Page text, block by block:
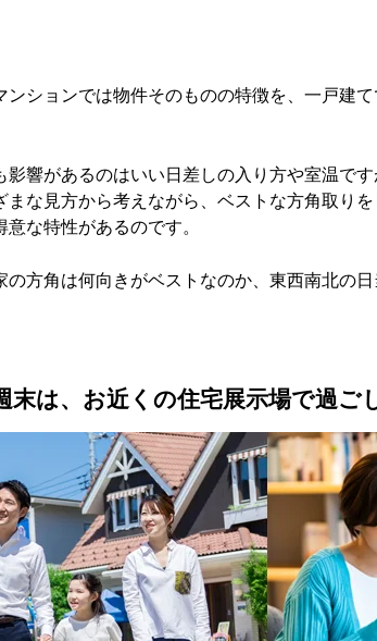
ンションでは物件そのものの特徴を、一戸建
影響があるのはいい日差しの入り方や室温で
まな見方から考えながら、ベストな方角取り
意な特性があるのです。
の方角は何向きがベストなのか、東西南北の
末は、お近くの住宅展示場で過ご